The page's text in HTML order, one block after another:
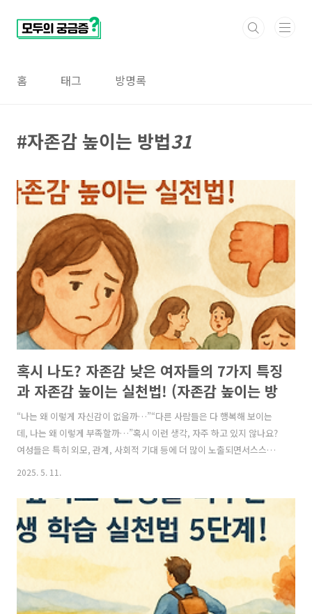
홈 태그 방명록
자존감 높이는 방법31
혹시 나도? 자존감 낮은 여자들의 7가지 특징
과 자존감 높이는 실천법! (자존감 높이는 방
법, 자존감 수업, 자존감 향상, 자존감 회복)
“나는 왜 이렇게 자신감이 없을까…”“다른 사람들은 다 행복해 보이는
데, 나는 왜 이렇게 부족할까…”혹시 이런 생각, 자주 하고 있지 않나요?
여성들은 특히 외모, 관계, 사회적 기대 등에 더 많이 노출되면서스스로
를 낮게 평가하고 자존감을 잃기 쉬운 환경에 놓여 있습니다.하지만 중요
히 회복하고 높일 수 있다는 것!오늘은 자존감이 낮은 여성들이 자주 보
이는 특징과,지금 바로 실천할 수 있는 자존감 회복 방법까지 알려드릴게
요. 📚 자존감 낮은 여성들의 7가지 특징✅ 1. 거울을 볼 때 부정적인 말
대한 불만이 많고, 있는 그대로의 자신을 받아들이지 못합니다. ✅ 2. 사..
2025. 5. 11.